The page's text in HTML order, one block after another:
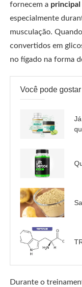
fornecem a
especialmente
musculação.
convertidos em
no fígado na forma
Você pode
Durante o